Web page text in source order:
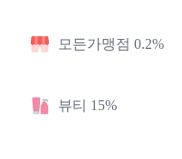
모든가맹점 0.2%
뷰티 15%